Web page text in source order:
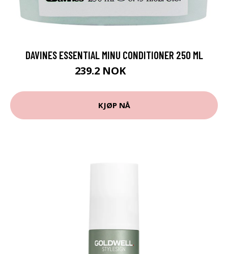
DAVINES ESSENTIAL MINU CONDITIONER 250 ML
239.2 NOK
KJØP NÅ